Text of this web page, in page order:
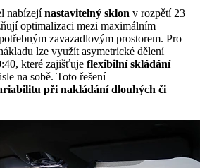
nabízejínastavitelný sklon v rozpětí 23
optimalizaci mezi maximálním
zavazadlovým prostorem. Pro
lze využít asymetrické dělení
které zajišťuje flexibilní skládání
na sobě. Toto řešení
při nakládání dlouhých či